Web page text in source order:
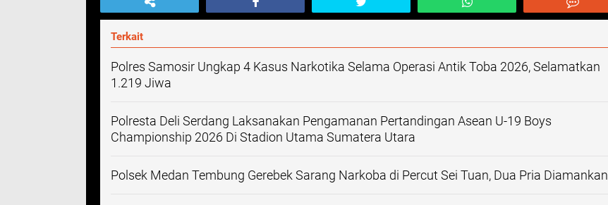
Terkait
Polres Samosir Ungkap 4 Kasus Narkotika Selama Operasi Antik Toba 2026, Selamatkan
1.219 Jiwa
Polresta Deli Serdang Laksanakan Pengamanan Pertandingan Asean U-19 Boys
Championship 2026 Di Stadion Utama Sumatera Utara
Polsek Medan Tembung Gerebek Sarang Narkoba di Percut Sei Tuan, Dua Pria Diamankan